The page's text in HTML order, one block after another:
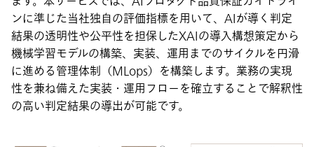
ンに準じた当社独自の評価指標を用いて、AIが導く判定
結果の透明性や公平性を担保したXAIの導入構想策定から
機械学習モデルの構築、実装、運用までのサイクルを円滑
に進める管理体制（MLops）を構築します。業務の実現
性を兼ね備えた実装・運用フローを確立することで解釈性
の高い判定結果の導出が可能です。